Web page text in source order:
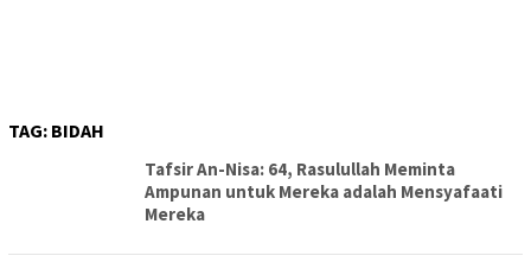
TAG: BIDAH
Tafsir An-Nisa: 64, Rasulullah Meminta
Ampunan untuk Mereka adalah Mensyafaati
Mereka